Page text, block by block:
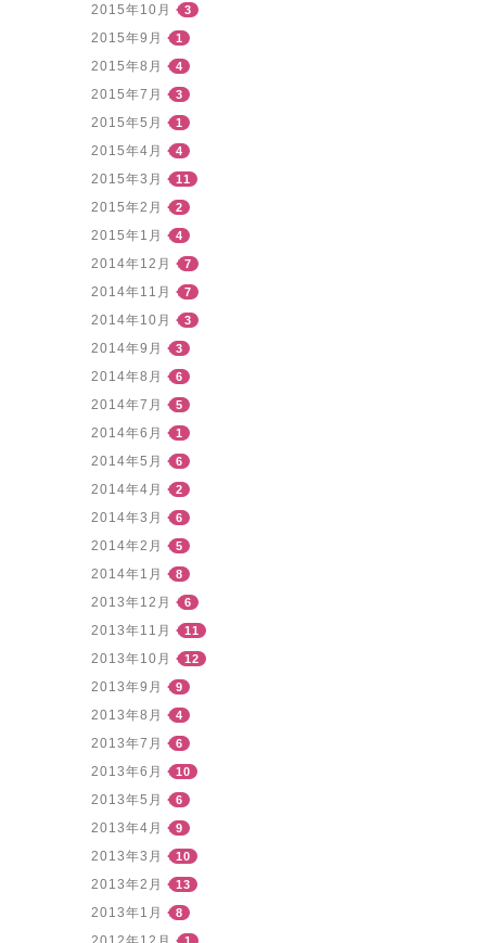
2015年10月 3
2015年9月 1
2015年8月 4
2015年7月 3
2015年5月 1
2015年4月 4
2015年3月 11
2015年2月 2
2015年1月 4
2014年12月 7
2014年11月 7
2014年10月 3
2014年9月 3
2014年8月 6
2014年7月 5
2014年6月 1
2014年5月 6
2014年4月 2
2014年3月 6
2014年2月 5
2014年1月 8
2013年12月 6
2013年11月 11
2013年10月 12
2013年9月 9
2013年8月 4
2013年7月 6
2013年6月 10
2013年5月 6
2013年4月 9
2013年3月 10
2013年2月 13
2013年1月 8